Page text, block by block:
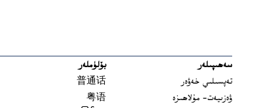
سەھىپىلەر
تەپسىلىي خەۋەر
ۋەزىيەت- مۇلاھىزە
بۆلۈملەر
普通话
粤语